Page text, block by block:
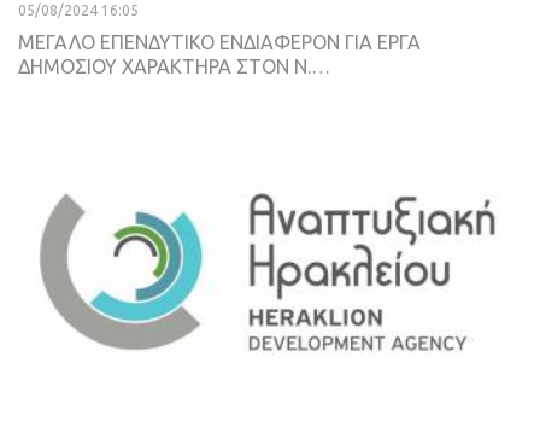
05/08/2024 16:05
ΜΕΓΑΛΟ ΕΠΕΝΔΥΤΙΚΟ ΕΝΔΙΑΦΕΡΟΝ ΓΙΑ ΕΡΓΑ
ΔΗΜΟΣΙΟΥ ΧΑΡΑΚΤΗΡΑ ΣΤΟΝ Ν.…